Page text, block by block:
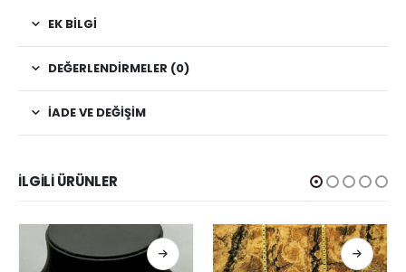
EK BILGI
DEĞERLENDIRMELER (0)
İADE VE DEĞIŞIM
İLGILI ÜRÜNLER